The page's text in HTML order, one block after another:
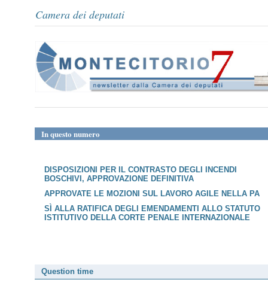
Camera dei deputati
In questo numero
DISPOSIZIONI PER IL CONTRASTO DEGLI INCENDI
BOSCHIVI, APPROVAZIONE DEFINITIVA
APPROVATE LE MOZIONI SUL LAVORO AGILE NELLA PA
SÌ ALLA RATIFICA DEGLI EMENDAMENTI ALLO STATUTO
ISTITUTIVO DELLA CORTE PENALE INTERNAZIONALE
Question time